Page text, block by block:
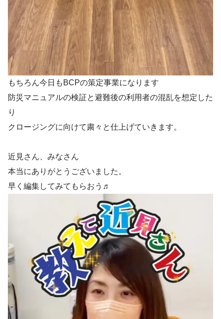
もちろん今日もBCPの策定事業になります
防災マニュアルの検証と避難後の利用者の混乱を想定した
り
クロージングに向けて粛々と仕上げていきます。
近見さん、みなさん
本当にありがとうございました。
早く編集してみてもらおう♬